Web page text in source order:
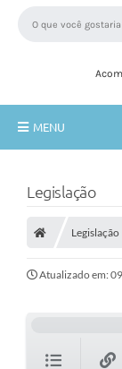
MENU
A Prefeitura
A Nossa Cidade
SECRETARIA E
Legislação
Legislação
Atualizado em: